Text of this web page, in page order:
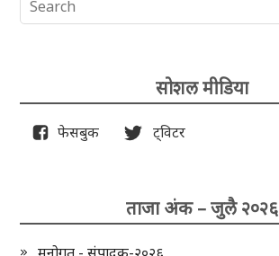
सोशल मीडिया
फेसबुक ट्विटर
ताजा अंक – जुलै २०२६